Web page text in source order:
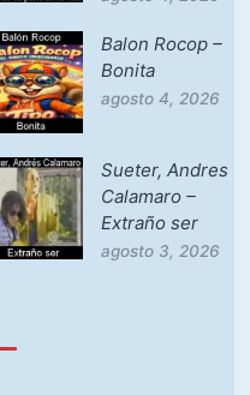
Balon Rocop –
Bonita
agosto 4, 2026
Sueter, Andres
Calamaro –
Extraño ser
agosto 3, 2026